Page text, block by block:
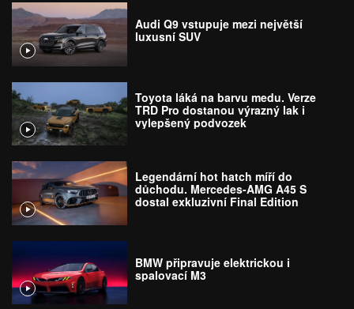
Audi Q9 vstupuje mezi největší
luxusní SUV
Toyota láká na barvu medu. Verze
TRD Pro dostanou výrazný lak i
vylepšený podvozek
Legendární hot hatch míří do
důchodu. Mercedes-AMG A45 S
dostal exkluzivní Final Edition
BMW připravuje elektrickou i
spalovací M3